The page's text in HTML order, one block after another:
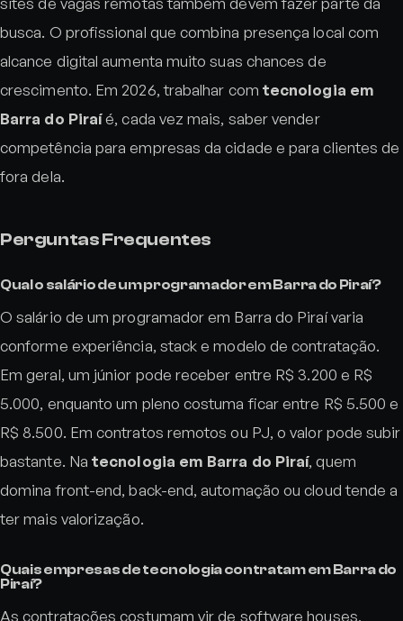
busca. O profissional que combina presença local com
alcance digital aumenta muito suas chances de
crescimento. Em 2026, trabalhar com tecnologia em
Barra do Piraíé, cada vez mais, saber vender
competência para empresas da cidade e para clientes de
fora dela.
Perguntas Frequentes
Qual o salário de um programador em Barra do Piraí?
O salário de um programador em Barra do Piraí varia
conforme experiência, stack e modelo de contratação.
Em geral, um júnior pode receber entre R$ 3.200 e R$
5.000, enquanto um pleno costuma ficar entre R$ 5.500 e
R$ 8.500. Em contratos remotos ou PJ, o valor pode subir
bastante. Natecnologia em Barra do Piraí, quem
domina front-end, back-end, automação ou cloud tende a
ter mais valorização.
Quais empresas de tecnologia contratam em Barra do
Piraí?
As contratações costumam vir de software houses,